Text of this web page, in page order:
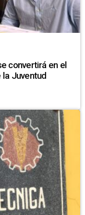
convertirá en el
la Juventud